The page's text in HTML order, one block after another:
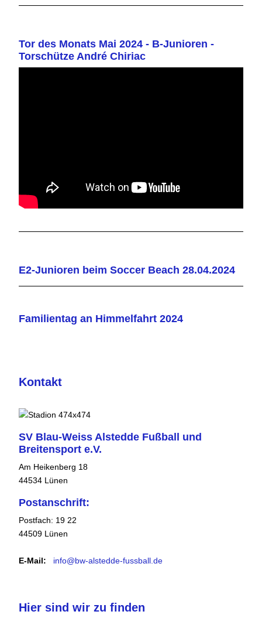
Tor des Monats Mai 2024 - B-Junioren -
Torschütze André Chiriac
E2-Junioren beim Soccer Beach 28.04.2024
Familientag an Himmelfahrt 2024
Kontakt
SV Blau-Weiss Alstedde Fußball und
Breitensport e.V.
Am Heikenberg 18
44534 Lünen
Postanschrift:
Postfach: 19 22
44509 Lünen
E-Mail: info@bw-alstedde-fussball.de
Hier sind wir zu finden